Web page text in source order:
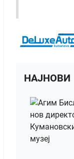
НАЈНОВИ